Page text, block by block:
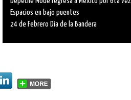
Espacios en bajo puentes
24 de Febrero Día de la Bandera